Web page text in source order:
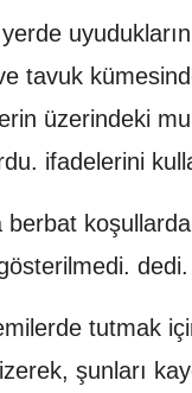
tavuk
üzerindeki
ifadelerini
dedi.
tutmak
şunları